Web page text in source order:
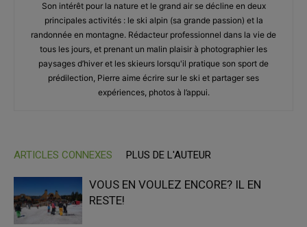
Son intérêt pour la nature et le grand air se décline en deux
principales activités : le ski alpin (sa grande passion) et la
randonnée en montagne. Rédacteur professionnel dans la vie de
tous les jours, et prenant un malin plaisir à photographier les
paysages d’hiver et les skieurs lorsqu'il pratique son sport de
prédilection, Pierre aime écrire sur le ski et partager ses
expériences, photos à l’appui.
ARTICLES CONNEXES PLUS DE L'AUTEUR
VOUS EN VOULEZ ENCORE? IL EN
RESTE!